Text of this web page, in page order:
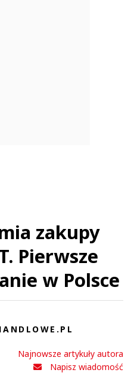
zakupy
Pierwsze
w Polsce
Najnowsze artykuły autora
Napisz wiadomość